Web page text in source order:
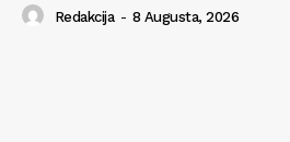
Redakcija - 8 Augusta, 2026